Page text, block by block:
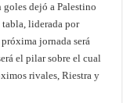
dejó a Palestino
tabla, liderada por
jornada será
el pilar sobre el cual
rivales, Riestra y